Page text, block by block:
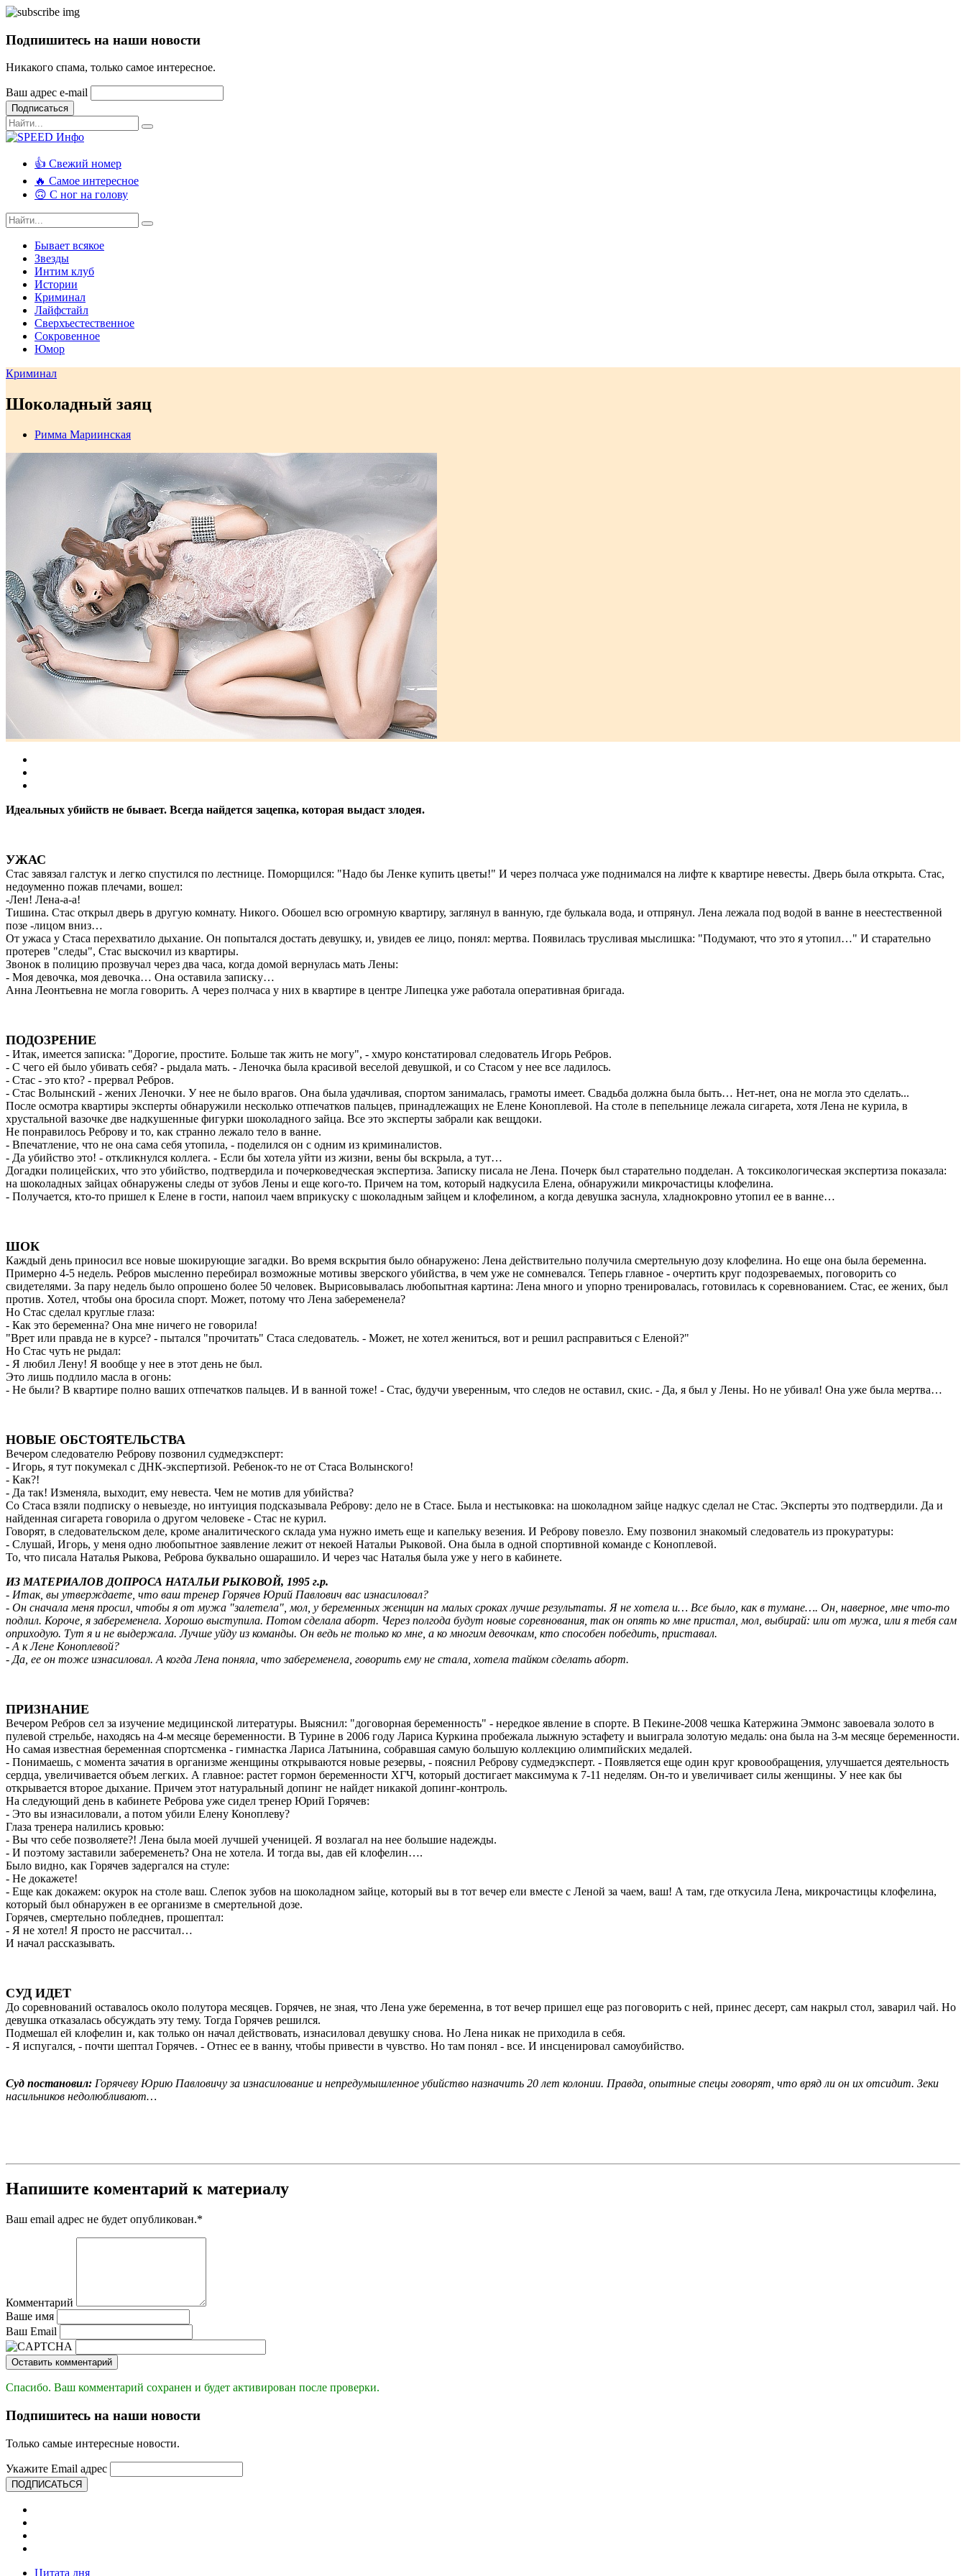
Подпишитесь на наши новости
Никакого спама, только самое интересное.
Ваш адрес e-mail
Подписаться
👍 Свежий номер
🔥 Самое интересное
🙃 С ног на голову
Бывает всякое
Звезды
Интим клуб
Истории
Криминал
Лайфстайл
Сверхъестественное
Сокровенное
Юмор
Криминал
Шоколадный заяц
Римма Мариинская
Идеальных убийств не бывает. Всегда найдется зацепка, которая выдаст злодея.
УЖАС
Стас завязал галстук и легко спустился по лестнице. Поморщился: "Надо бы Ленке купить цветы!" И через полчаса уже поднимался на лифте к квартире невесты. Дверь была открыта. Стас,
недоуменно пожав плечами, вошел:
-Лен! Лена-а-а!
Тишина. Стас открыл дверь в другую комнату. Никого. Обошел всю огромную квартиру, заглянул в ванную, где булькала вода, и отпрянул. Лена лежала под водой в ванне в неестественной
позе -лицом вниз…
От ужаса у Стаса перехватило дыхание. Он попытался достать девушку, и, увидев ее лицо, понял: мертва. Появилась трусливая мыслишка: "Подумают, что это я утопил…" И старательно
протерев "следы", Стас выскочил из квартиры.
Звонок в полицию прозвучал через два часа, когда домой вернулась мать Лены:
- Моя девочка, моя девочка… Она оставила записку…
Анна Леонтьевна не могла говорить. А через полчаса у них в квартире в центре Липецка уже работала оперативная бригада.
ПОДОЗРЕНИЕ
- Итак, имеется записка: "Дорогие, простите. Больше так жить не могу", - хмуро констатировал следователь Игорь Ребров.
- С чего ей было убивать себя? - рыдала мать. - Леночка была красивой веселой девушкой, и со Стасом у нее все ладилось.
- Стас - это кто? - прервал Ребров.
- Стас Волынский - жених Леночки. У нее не было врагов. Она была удачливая, спортом занималась, грамоты имеет. Свадьба должна была быть… Нет-нет, она не могла это сделать...
После осмотра квартиры эксперты обнаружили несколько отпечатков пальцев, принадлежащих не Елене Коноплевой. На столе в пепельнице лежала сигарета, хотя Лена не курила, в
хрустальной вазочке две надкушенные фигурки шоколадного зайца. Все это эксперты забрали как вещдоки.
Не понравилось Реброву и то, как странно лежало тело в ванне.
- Впечатление, что не она сама себя утопила, - поделился он с одним из криминалистов.
- Да убийство это! - откликнулся коллега. - Если бы хотела уйти из жизни, вены бы вскрыла, а тут…
Догадки полицейских, что это убийство, подтвердила и почерковедческая экспертиза. Записку писала не Лена. Почерк был старательно подделан. А токсикологическая экспертиза показала:
на шоколадных зайцах обнаружены следы от зубов Лены и еще кого-то. Причем на том, который надкусила Елена, обнаружили микрочастицы клофелина.
- Получается, кто-то пришел к Елене в гости, напоил чаем вприкуску с шоколадным зайцем и клофелином, а когда девушка заснула, хладнокровно утопил ее в ванне…
ШОК
Каждый день приносил все новые шокирующие загадки. Во время вскрытия было обнаружено: Лена действительно получила смертельную дозу клофелина. Но еще она была беременна.
Примерно 4-5 недель. Ребров мысленно перебирал возможные мотивы зверского убийства, в чем уже не сомневался. Теперь главное - очертить круг подозреваемых, поговорить со
свидетелями. За пару недель было опрошено более 50 человек. Вырисовывалась любопытная картина: Лена много и упорно тренировалась, готовилась к соревнованием. Стас, ее жених, был
против. Хотел, чтобы она бросила спорт. Может, потому что Лена забеременела?
Но Стас сделал круглые глаза:
- Как это беременна? Она мне ничего не говорила!
"Врет или правда не в курсе? - пытался "прочитать" Стаса следователь. - Может, не хотел жениться, вот и решил расправиться с Еленой?"
Но Стас чуть не рыдал:
- Я любил Лену! Я вообще у нее в этот день не был.
Это лишь подлило масла в огонь:
- Не были? В квартире полно ваших отпечатков пальцев. И в ванной тоже! - Стас, будучи уверенным, что следов не оставил, скис. - Да, я был у Лены. Но не убивал! Она уже была мертва…
НОВЫЕ ОБСТОЯТЕЛЬСТВА
Вечером следователю Реброву позвонил судмедэксперт:
- Игорь, я тут покумекал с ДНК-экспертизой. Ребенок-то не от Стаса Волынского!
- Как?!
- Да так! Изменяла, выходит, ему невеста. Чем не мотив для убийства?
Со Стаса взяли подписку о невыезде, но интуиция подсказывала Реброву: дело не в Стасе. Была и нестыковка: на шоколадном зайце надкус сделал не Стас. Эксперты это подтвердили. Да и
найденная сигарета говорила о другом человеке - Стас не курил.
Говорят, в следовательском деле, кроме аналитического склада ума нужно иметь еще и капельку везения. И Реброву повезло. Ему позвонил знакомый следователь из прокуратуры:
- Слушай, Игорь, у меня одно любопытное заявление лежит от некоей Натальи Рыковой. Она была в одной спортивной команде с Коноплевой.
То, что писала Наталья Рыкова, Реброва буквально ошарашило. И через час Наталья была уже у него в кабинете.
ИЗ МАТЕРИАЛОВ ДОПРОСА НАТАЛЬИ РЫКОВОЙ, 1995 г.р.
- Итак, вы утверждаете, что ваш тренер Горячев Юрий Павлович вас изнасиловал?
- Он сначала меня просил, чтобы я от мужа "залетела", мол, у беременных женщин на малых сроках лучше результаты. Я не хотела и… Все было, как в тумане…. Он, наверное, мне что-то
подлил. Короче, я забеременела. Хорошо выступила. Потом сделала аборт. Через полгода будут новые соревнования, так он опять ко мне пристал, мол, выбирай: или от мужа, или я тебя сам
оприходую. Тут я и не выдержала. Лучше уйду из команды. Он ведь не только ко мне, а ко многим девочкам, кто способен победить, приставал.
- А к Лене Коноплевой?
- Да, ее он тоже изнасиловал. А когда Лена поняла, что забеременела, говорить ему не стала, хотела тайком сделать аборт.
ПРИЗНАНИЕ
Вечером Ребров сел за изучение медицинской литературы. Выяснил: "договорная беременность" - нередкое явление в спорте. В Пекине-2008 чешка Катержина Эммонс завоевала золото в
пулевой стрельбе, находясь на 4-м месяце беременности. В Турине в 2006 году Лариса Куркина пробежала лыжную эстафету и выиграла золотую медаль: она была на 3-м месяце беременности.
Но самая известная беременная спортсменка - гимнастка Лариса Латынина, собравшая самую большую коллекцию олимпийских медалей.
- Понимаешь, с момента зачатия в организме женщины открываются новые резервы, - пояснил Реброву судмедэксперт. - Появляется еще один круг кровообращения, улучшается деятельность
сердца, увеличивается объем легких. А главное: растет гормон беременности ХГЧ, который достигает максимума к 7-11 неделям. Он-то и увеличивает силы женщины. У нее как бы
открывается второе дыхание. Причем этот натуральный допинг не найдет никакой допинг-контроль.
На следующий день в кабинете Реброва уже сидел тренер Юрий Горячев:
- Это вы изнасиловали, а потом убили Елену Коноплеву?
Глаза тренера налились кровью:
- Вы что себе позволяете?! Лена была моей лучшей ученицей. Я возлагал на нее большие надежды.
- И поэтому заставили забеременеть? Она не хотела. И тогда вы, дав ей клофелин….
Было видно, как Горячев задергался на стуле:
- Не докажете!
- Еще как докажем: окурок на столе ваш. Слепок зубов на шоколадном зайце, который вы в тот вечер ели вместе с Леной за чаем, ваш! А там, где откусила Лена, микрочастицы клофелина,
который был обнаружен в ее организме в смертельной дозе.
Горячев, смертельно побледнев, прошептал:
- Я не хотел! Я просто не рассчитал…
И начал рассказывать.
СУД ИДЕТ
До соревнований оставалось около полутора месяцев. Горячев, не зная, что Лена уже беременна, в тот вечер пришел еще раз поговорить с ней, принес десерт, сам накрыл стол, заварил чай. Но
девушка отказалась обсуждать эту тему. Тогда Горячев решился.
Подмешал ей клофелин и, как только он начал действовать, изнасиловал девушку снова. Но Лена никак не приходила в себя.
- Я испугался, - почти шептал Горячев. - Отнес ее в ванну, чтобы привести в чувство. Но там понял - все. И инсценировал самоубийство.
Суд постановил: Горячеву Юрию Павловичу за изнасилование и непредумышленное убийство назначить 20 лет колонии. Правда, опытные спецы говорят, что вряд ли он их отсидит. Зеки
насильников недолюбливают…
Напишите коментарий к материалу
Ваш email адрес не будет опубликован.*
Комментарий
Ваше имя
Ваш Email
Оставить комментарий
Спасибо. Ваш комментарий сохранен и будет активирован после проверки.
Подпишитесь на наши новости
Только самые интересные новости.
Укажите Email адрес
ПОДПИСАТЬСЯ
Цитата дня